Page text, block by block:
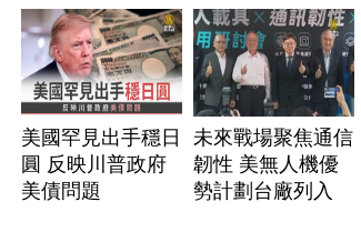
美國罕見出手穩日
圓 反映川普政府
美債問題
未來戰場聚焦通信
韌性 美無人機優
勢計劃台廠列入